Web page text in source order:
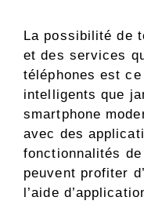
La possibilité de
et des services
téléphones est
intelligents que
smartphone
avec des
fonctionnalités
peuvent profiter
l’aide